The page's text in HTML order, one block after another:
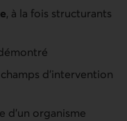
, à la fois structurants
d’intervention
d’un organisme